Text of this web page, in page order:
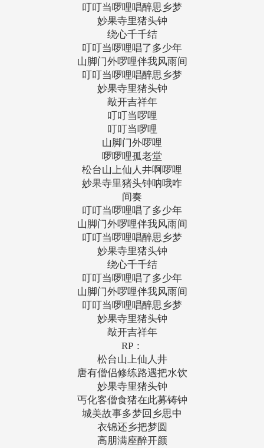
叮叮当啰哩唱醉思乡梦
妙果寺里猪头钟
绕心千千结
叮叮当啰哩唱了多少年
山脚门外啰哩伴我风雨间
叮叮当啰哩唱醉思乡梦
妙果寺里猪头钟
敲开吉祥年
叮叮当啰哩
叮叮当啰哩
山脚门外啰哩
啰啰哩孤老堂
松台山上仙人井啊啰哩
妙果寺里猪头钟呐哦咋
间奏
叮叮当啰哩唱了多少年
山脚门外啰哩伴我风雨间
叮叮当啰哩唱醉思乡梦
妙果寺里猪头钟
绕心千千结
叮叮当啰哩唱了多少年
山脚门外啰哩伴我风雨间
叮叮当啰哩唱醉思乡梦
妙果寺里猪头钟
敲开吉祥年
RP：
松台山上仙人井
唐有僧侣修练路遇把水饮
妙果寺里猪头钟
丐化客僧食猪在此募铸钟
城美故事多梦回乡思中
衣锦还乡把梦圆
高朋满座醉开颜